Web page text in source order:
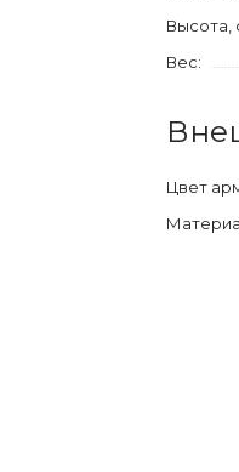
Высота,
Вес:
Цвет